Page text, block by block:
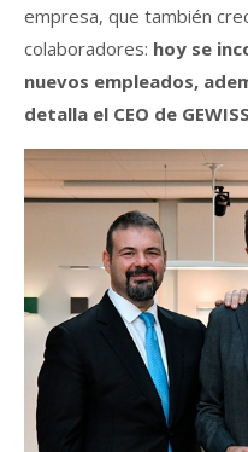
empresa, que también
colaboradores: hoy se
nuevos empleados,
detalla el CEO de